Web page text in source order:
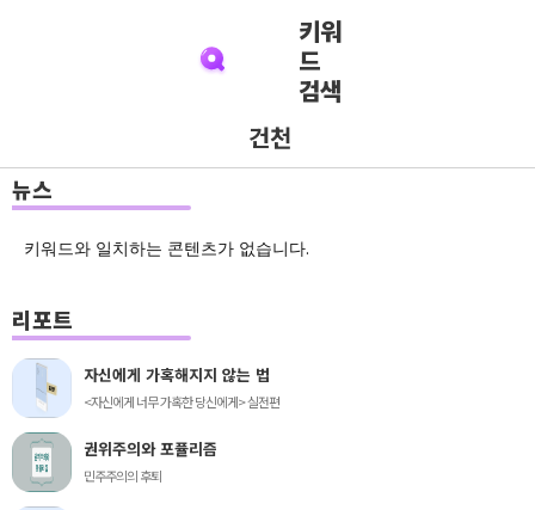
키워
드
검색
건천
뉴스
키워드와 일치하는 콘텐츠가 없습니다.
리포트
자신에게 가혹해지지 않는 법
<자신에게 너무 가혹한 당신에게> 실전편
권위주의와 포퓰리즘
민주주의의 후퇴